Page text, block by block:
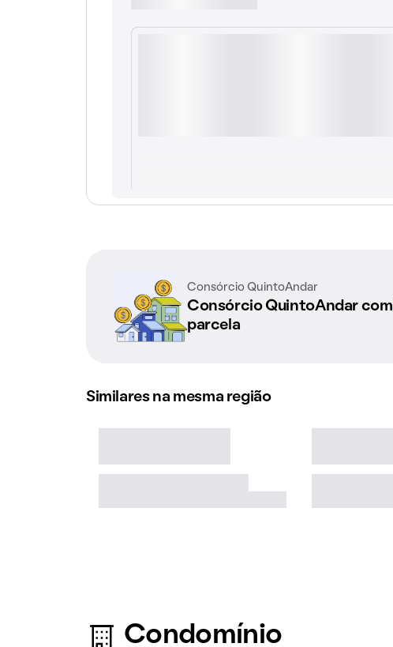
Consórcio QuintoAndar
Consórcio QuintoAndar com
parcela
Similares na mesma região
Condomínio